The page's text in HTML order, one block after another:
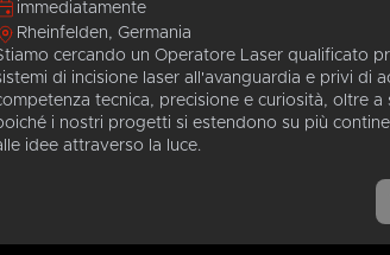
immediatamente
Rheinfelden, Germania
cercando un Operatore Laser qualificato
di incisione laser all'avanguardia e privi di
tecnica, precisione e curiosità, oltre a
i nostri progetti si estendono su più
idee attraverso la luce.